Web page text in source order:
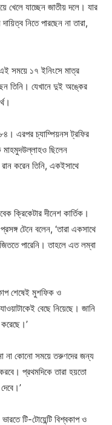
যাচ্ছেন জাতীয় দলে। যার
নিতে পারছেন না তারা,
সময়ে ১৭ ইনিংসে মাত্র
তিনি। যেখানে দুই অঙ্কের
এরপর চ্যাম্পিয়নস ট্রফির
ছিলেন
রান করেন তিনি, একইসাথে
ক্রিকেটার দীনেশ কার্তিক।
টেনে বলেন, ‘তারা একসাথে
পারেনি। তাহলে এত লম্বা
শেষেই মুশফিক ও
বেছে নিয়েছে। জানি
না কোনো সময়ে তরুণদের জন্য
প্রথমদিকে তারা হয়তো
টি-টোয়েন্টি বিশ্বকাপ ও